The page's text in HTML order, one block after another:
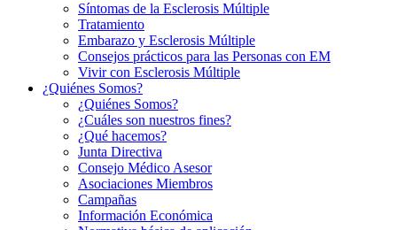
Síntomas de la Esclerosis Múltiple
Tratamiento
Embarazo y Esclerosis Múltiple
Consejos prácticos para las Personas con EM
Vivir con Esclerosis Múltiple
¿Quiénes Somos?
¿Quiénes Somos?
¿Cuáles son nuestros fines?
¿Qué hacemos?
Junta Directiva
Consejo Médico Asesor
Asociaciones Miembros
Campañas
Información Económica